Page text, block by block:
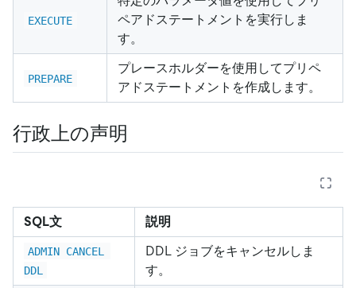
EXECUTE
ペアドステートメントを実行しま
す。
PREPARE
プレースホルダーを使用してプリペ
アドステートメントを作成します。
行政上の声明
SQL文 説明
ADMIN CANCEL
DDL
DDL ジョブをキャンセルしま
す。